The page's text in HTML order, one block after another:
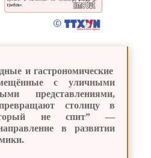
и гастрономические
с уличными
представлениями,
столицу в
не спит” —
в развитии